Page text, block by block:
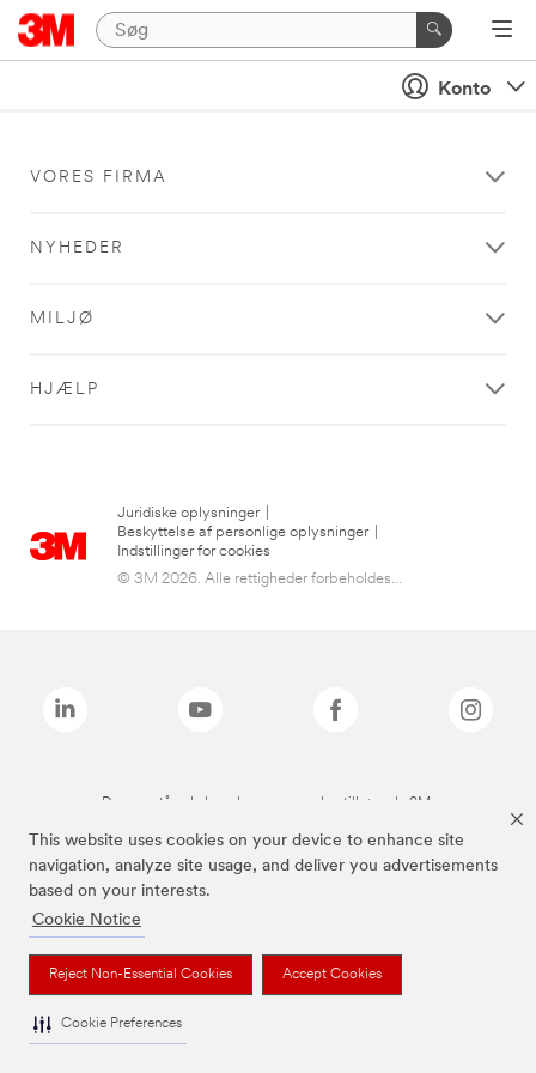
This website uses cookies on your device to enhance site
navigation, analyze site usage, and deliver you advertisements
based on your interests.
Cookie Notice
Reject Non-Essential Cookies Accept Cookies
Cookie Preferences
Konto
VORES FIRMA
NYHEDER
MILJØ
HJÆLP
Juridiske oplysninger
Beskyttelse af personlige oplysninger
Indstillinger for cookies
© 3M 2026. Alle rettigheder forbeholdes...
De ovenstående brands er varemærker tilhørende 3M.